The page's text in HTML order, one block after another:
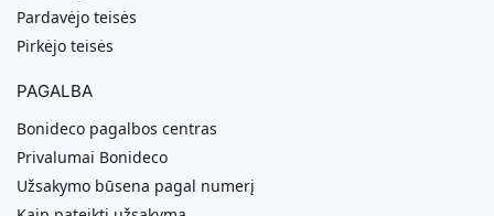
Pardavėjo teisės
Pirkėjo teisės
PAGALBA
Bonideco pagalbos centras
Privalumai Bonideco
Užsakymo būsena pagal numerį